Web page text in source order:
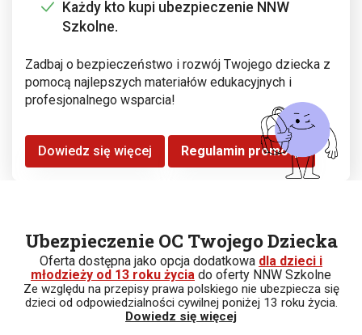
Każdy kto kupi ubezpieczenie NNW
Szkolne.
Zadbaj o bezpieczeństwo i rozwój Twojego dziecka z
pomocą najlepszych materiałów edukacyjnych i
profesjonalnego wsparcia!
Dowiedz się więcej Regulamin promocji
Ubezpieczenie OC Twojego Dziecka
Oferta dostępna jako opcja dodatkowa dla dzieci i
młodzieży od 13 roku życia do oferty NNW Szkolne
Ze względu na przepisy prawa polskiego nie ubezpiecza się
dzieci od odpowiedzialności cywilnej poniżej 13 roku życia.
Dowiedz się więcej